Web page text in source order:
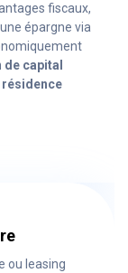
fiscaux,
épargne via
capital
ou leasing